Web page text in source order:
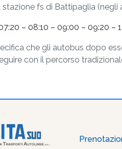
stazione fs di Battipaglia
– 08:10 – 09:00 – 09:20 –
che gli autobus dopo
con il percorso